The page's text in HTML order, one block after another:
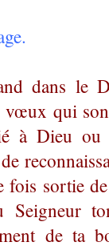
dans le
vœux qui
à Dieu ou
fois sortie
Seigneur
de ta